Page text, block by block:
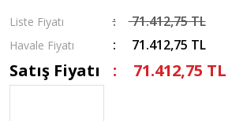
Liste Fiyatı 71.412,75 TL
Havale Fiyatı 71.412,75 TL
Satış Fiyatı 71.412,75 TL